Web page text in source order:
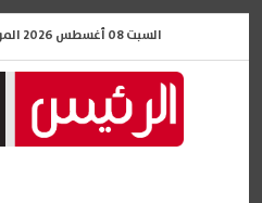
السبت 08 أغسطس 2026 الموافق 25 صفر 1448